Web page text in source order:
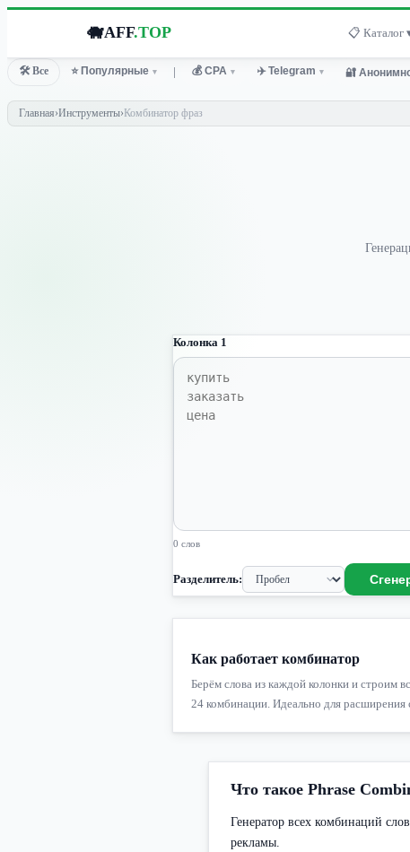
🐗AFF.TOP 📋 Каталог
🛠 Все ⭐ Популярные ▾ 💰 CPA ▾ ✈️ Telegram ▾ 🔐
Главная›Инструменты› Комбинатор фраз
Колонка 1
0 слов
Разделитель:
Как работает комбинатор
Берём слова из каждой колонки и строим
24 комбинации. Идеально для расширения
Что такое Phrase
Генератор всех комбинаций
рекламы.